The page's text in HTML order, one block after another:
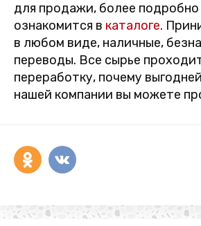
для продажи, более
ознакомится в каталоге.
в любом виде, наличные,
переводы. Все сырье
переработку, почему
нашей компании вы можете